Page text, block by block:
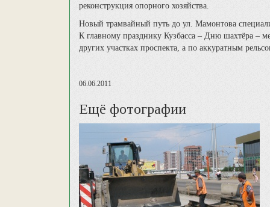
реконструкция опорного хозяйства.
Новый трамвайный путь до ул. Мамонтова
К главному празднику Кузбасса – Дню шахтёра –
других участках проспекта, а по аккуратным
06.06.2011
Ещё фотографии